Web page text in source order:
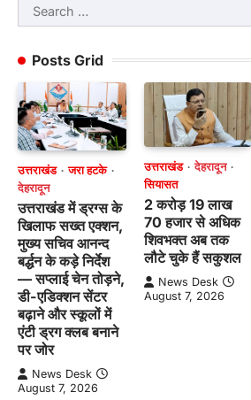
Search
for:
Posts Grid
उत्तराखंड
जरा हटके
देहरादून
उत्तराखंड में ड्रग्स के
खिलाफ सख्त एक्शन,
मुख्य सचिव आनन्द
बर्द्धन के कड़े निर्देश
— सप्लाई चेन तोड़ने,
डी-एडिक्शन सेंटर
बढ़ाने और स्कूलों में
एंटी ड्रग क्लब बनाने
पर जोर
News Desk
August 7, 2026
उत्तराखंड
देहरादून
सियासत
2 करोड़ 19 लाख
70 हजार से अधिक
शिवभक्त अब तक
लौटे चुके हैं सकुशल
News Desk
August 7, 2026